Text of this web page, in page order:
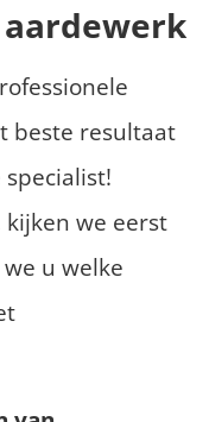
beste resultaat
kijken we eerst
u welke